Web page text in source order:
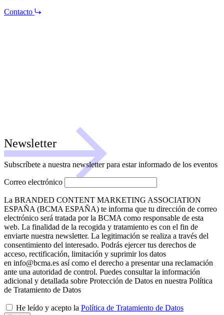
Contacto
Newsletter
Subscríbete a nuestra newsletter para estar informado de los eventos
Correo electrónico
La BRANDED CONTENT MARKETING ASSOCIATION
ESPAÑA (BCMA ESPAÑA) te informa que tu dirección de correo
electrónico será tratada por la BCMA como responsable de esta
web. La finalidad de la recogida y tratamiento es con el fin de
enviarte nuestra newsletter. La legitimación se realiza a través del
consentimiento del interesado. Podrás ejercer tus derechos de
acceso, rectificación, limitación y suprimir los datos
en info@bcma.es así como el derecho a presentar una reclamación
ante una autoridad de control. Puedes consultar la información
adicional y detallada sobre Protección de Datos en nuestra Política
de Tratamiento de Datos
He leído y acepto la Política de Tratamiento de Datos